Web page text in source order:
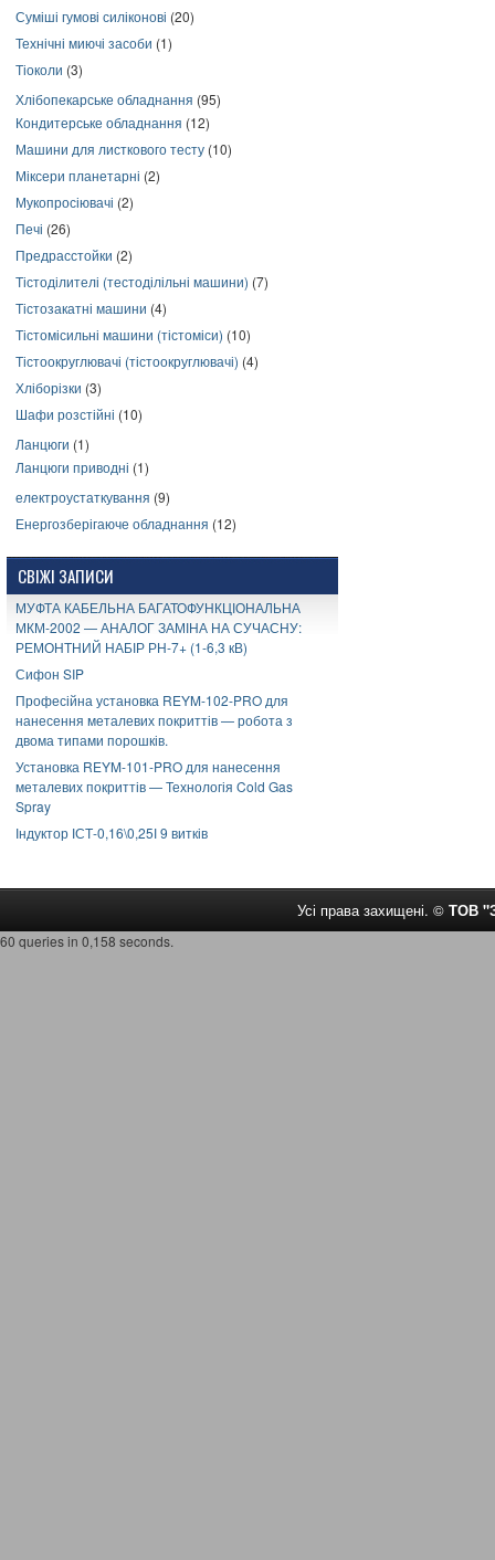
Суміші гумові силіконові (20)
Технічні миючі засоби (1)
Тіоколи (3)
Хлібопекарське обладнання (95)
Кондитерське обладнання (12)
Машини для листкового тесту (10)
Міксери планетарні (2)
Мукопросіювачі (2)
Печі (26)
Предрасстойки (2)
Тістоділителі (тестоділільні машини) (7)
Тістозакатні машини (4)
Тістомісильні машини (тістоміси) (10)
Тістоокруглювачі (тістоокруглювачі) (4)
Хліборізки (3)
Шафи розстійні (10)
Ланцюги (1)
Ланцюги приводні (1)
електроустаткування (9)
Енергозберігаюче обладнання (12)
СВІЖІ ЗАПИСИ
МУФТА КАБЕЛЬНА БАГАТОФУНКЦІОНАЛЬНА
МКМ-2002 — АНАЛОГ ЗАМІНА НА СУЧАСНУ:
РЕМОНТНИЙ НАБІР РН-7+ (1-6,3 кВ)
Сифон SIP
Професійна установка REYM-102-PRO для
нанесення металевих покриттів — робота з
двома типами порошків.
Установка REYM-101-PRO для нанесення
металевих покриттів — Технологія Cold Gas
Spray
Індуктор ІСТ-0,16\0,25І 9 витків
Усі права захищені. © ТОВ
60 queries in 0,158 seconds.